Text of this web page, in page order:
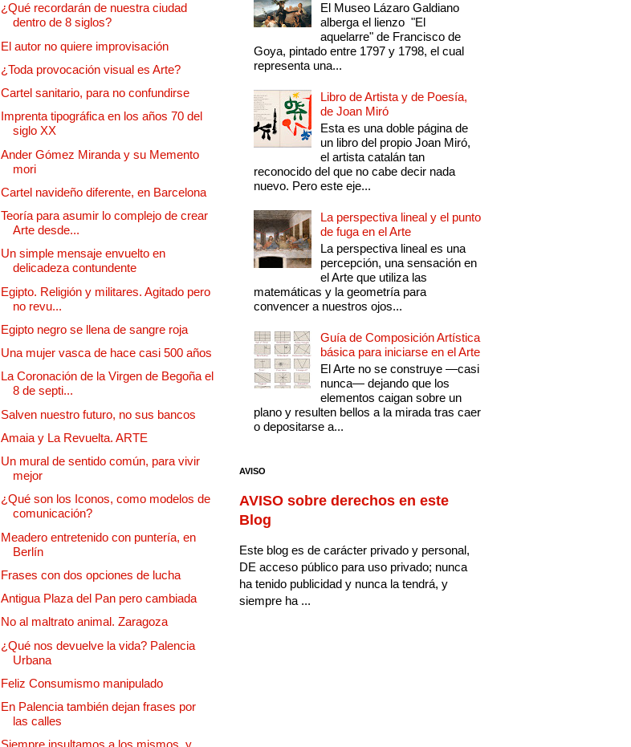
¿Qué recordarán de nuestra ciudad
dentro de 8 siglos?
El autor no quiere improvisación
¿Toda provocación visual es Arte?
Cartel sanitario, para no confundirse
Imprenta tipográfica en los años 70 del
siglo XX
Ander Gómez Miranda y su Memento
mori
Cartel navideño diferente, en Barcelona
Teoría para asumir lo complejo de crear
Arte desde...
Un simple mensaje envuelto en
delicadeza contundente
Egipto. Religión y militares. Agitado pero
no revu...
Egipto negro se llena de sangre roja
Una mujer vasca de hace casi 500 años
La Coronación de la Virgen de Begoña el
8 de septi...
Salven nuestro futuro, no sus bancos
Amaia y La Revuelta. ARTE
Un mural de sentido común, para vivir
mejor
¿Qué son los Iconos, como modelos de
comunicación?
Meadero entretenido con puntería, en
Berlín
Frases con dos opciones de lucha
Antigua Plaza del Pan pero cambiada
No al maltrato animal. Zaragoza
¿Qué nos devuelve la vida? Palencia
Urbana
Feliz Consumismo manipulado
En Palencia también dejan frases por
las calles
El Museo Lázaro Galdiano
alberga el lienzo "El
aquelarre" de Francisco de
Goya, pintado entre 1797 y 1798, el cual
representa una...
Libro de Artista y de Poesía,
de Joan Miró
Esta es una doble página de
un libro del propio Joan Miró,
el artista catalán tan
reconocido del que no cabe decir nada
nuevo. Pero este eje...
La perspectiva lineal y el punto
de fuga en el Arte
La perspectiva lineal es una
percepción, una sensación en
el Arte que utiliza las
matemáticas y la geometría para
convencer a nuestros ojos...
Guía de Composición Artística
básica para iniciarse en el Arte
El Arte no se construye —casi
nunca— dejando que los
elementos caigan sobre un
plano y resulten bellos a la mirada tras caer
o depositarse a...
AVISO
AVISO sobre derechos en este
Blog
Este blog es de carácter privado y personal,
DE acceso público para uso privado; nunca
ha tenido publicidad y nunca la tendrá, y
siempre ha ...